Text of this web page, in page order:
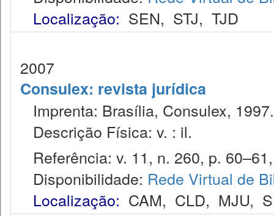
Localização: SEN, STJ, TJD
2007
Consulex: revista jurídica
Imprenta: Brasília, Consulex, 1997.
Descrição Física: v. : il.
Referência: v. 11, n. 260, p.
Disponibilidade: Rede Virtual de
Localização: CAM, CLD, MJU,